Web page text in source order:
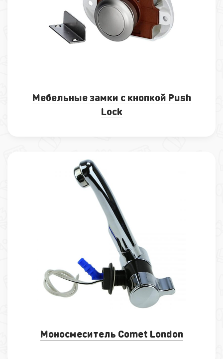
Мебельные замки с кнопкой Push
Lock
Моносмеситель Comet London